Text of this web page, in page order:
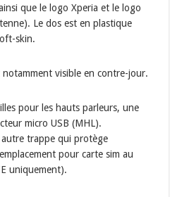
que le logo Xperia et le logo
Le dos est en plastique
skin.
visible en contre-jour.
pour les hauts parleurs, une
micro USB (MHL).
trappe qui protège
pour carte sim au
uniquement).